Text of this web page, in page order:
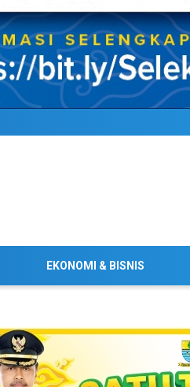
EKONOMI & BISNIS